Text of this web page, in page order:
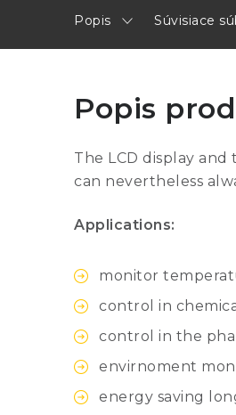
Popis Súvisiace
Popis
The LCD display
can nevertheless
Applications:
monitor
control in
control in the
envirnoment
energy saving